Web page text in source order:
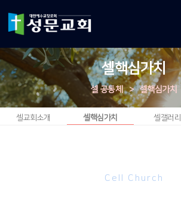
셀핵심가치
셀 공동체 > 셀핵심가치
셀교회소개 셀핵심가치 셀갤러리
Cell Church